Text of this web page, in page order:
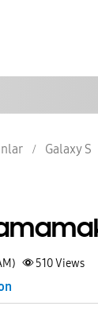
Galaxy S
510Views